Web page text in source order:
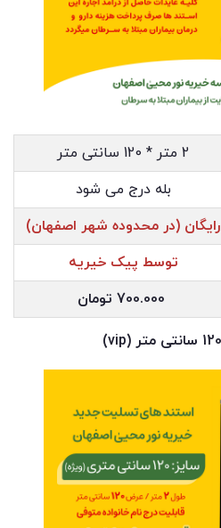
2 متر * 120 سانتی متر
بله درج می شود
رایگان (در محدوده شهر اصفهان)
توسط پیک خیریه